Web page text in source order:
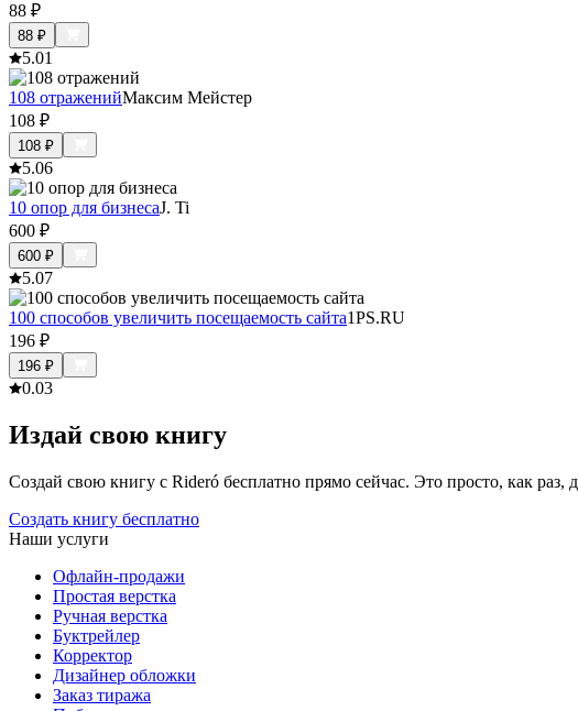
88 ₽
88 ₽
5.01
108 отраженийМаксим Мейстер
108 ₽
108 ₽
5.06
10 опор для бизнесаJ. Ti
600 ₽
600 ₽
5.07
100 способов увеличить посещаемость сайта1PS.RU
196 ₽
196 ₽
0.03
Издай свою книгу
Создай свою книгу с Rideró бесплатно прямо сейчас. Это просто, как раз,
Создать книгу бесплатно
Наши услуги
Офлайн-продажи
Простая верстка
Ручная верстка
Буктрейлер
Корректор
Дизайнер обложки
Заказ тиража